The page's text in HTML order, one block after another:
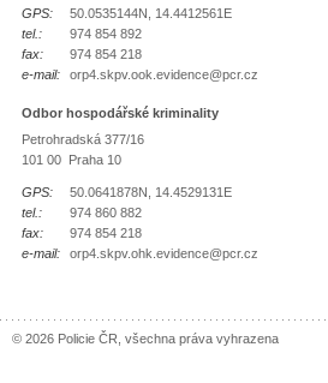
GPS:
50.0535144N, 14.4412561E
tel.:
974 854 892
fax:
974 854 218
e-mail:
orp4.skpv.ook.evidence@pcr.cz
Odbor hospodářské kriminality
Petrohradská 377/16
101 00 Praha 10
GPS:
50.0641878N, 14.4529131E
tel.:
974 860 882
fax:
974 854 218
e-mail:
orp4.skpv.ohk.evidence@pcr.cz
© 2026 Policie ČR, všechna práva vyhrazena